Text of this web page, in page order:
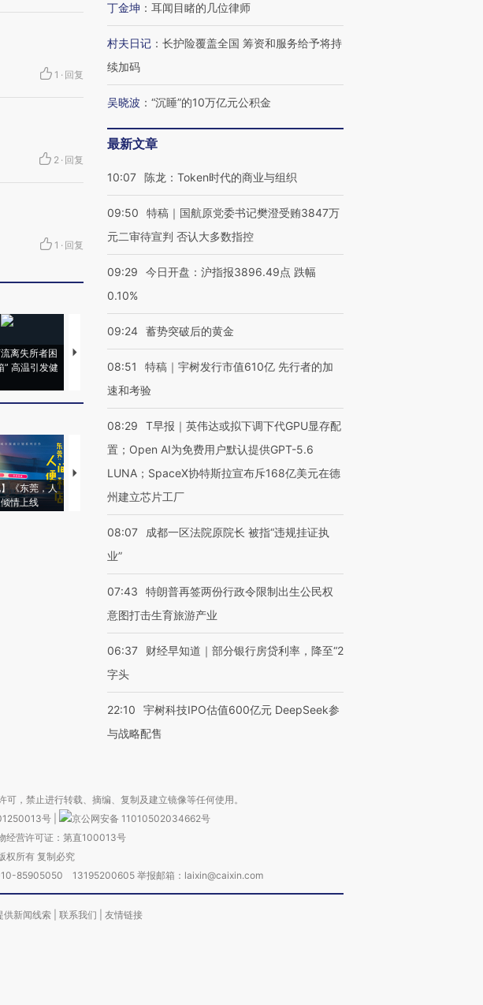
1 · 回复
2 · 回复
1 · 回复
离失所者困
” 高温引发健
视线｜HYROX的吸金
术：是什么让中产们甘
马航飞行员跨国走私7万
粒摇头丸 尿检体内含3种
视线｜被称为“蟑螂”的印
度Z世代 用街头抗争将教
】《东莞，人
情上线
【推广】走进第四届链博
【商旅对话】华住集团
丁金坤 ： 耳闻目睹的几位律师
村夫日记 ： 长护险覆盖全国 筹资和服务给予将持
续加码
吴晓波 ： “沉睡”的10万亿元公积金
最新文章
10:07 陈龙：Token时代的商业与组织
09:50
特稿｜国航原党委书记樊澄受贿3847万
元二审待宣判 否认大多数指控
09:29
今日开盘：沪指报3896.49点 跌幅
0.10%
09:24 蓄势突破后的黄金
08:51
特稿｜宇树发行市值610亿 先行者的加
速和考验
08:29
T早报｜英伟达或拟下调下代GPU显存配
置；Open AI为免费用户默认提供GPT-5.6
LUNA；SpaceX协特斯拉宣布斥168亿美元在德
州建立芯片工厂
08:07
成都一区法院原院长 被指“违规挂证执
业”
07:43
特朗普再签两份行政令限制出生公民权
意图打击生育旅游产业
06:37
财经早知道｜部分银行房贷利率，降至“2
字头
22:10
宇树科技IPO估值600亿元 DeepSeek参
与战略配售
，禁止进行转载、摘编、复制及建立镜像等任何使用。
号
京公网安备 11010502034662号
经营许可证：第直100013号
权所有 复制必究
85905050 13195200605 举报邮箱：laixin@caixin.com
供新闻线索 联系我们 友情链接